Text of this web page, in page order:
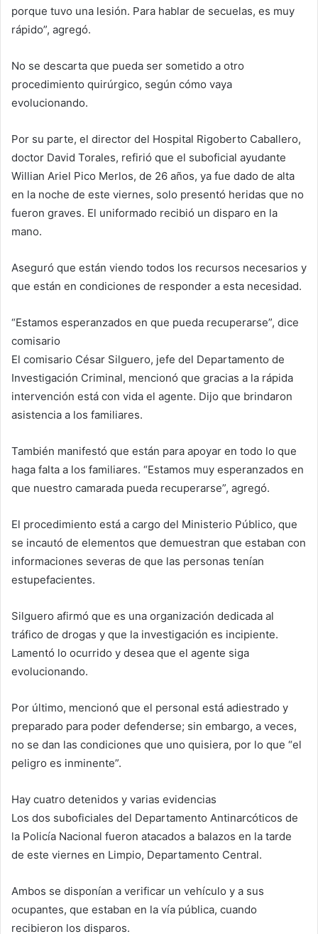
porque tuvo una lesión. Para hablar de secuelas, es muy
rápido”, agregó.
No se descarta que pueda ser sometido a otro
procedimiento quirúrgico, según cómo vaya
evolucionando.
Por su parte, el director del Hospital Rigoberto Caballero,
doctor David Torales, refirió que el suboficial ayudante
Willian Ariel Pico Merlos, de 26 años, ya fue dado de alta
en la noche de este viernes, solo presentó heridas que no
fueron graves. El uniformado recibió un disparo en la
mano.
Aseguró que están viendo todos los recursos necesarios y
que están en condiciones de responder a esta necesidad.
“Estamos esperanzados en que pueda recuperarse”, dice
comisario
El comisario César Silguero, jefe del Departamento de
Investigación Criminal, mencionó que gracias a la rápida
intervención está con vida el agente. Dijo que brindaron
asistencia a los familiares.
También manifestó que están para apoyar en todo lo que
haga falta a los familiares. “Estamos muy esperanzados en
que nuestro camarada pueda recuperarse”, agregó.
El procedimiento está a cargo del Ministerio Público, que
se incautó de elementos que demuestran que estaban con
informaciones severas de que las personas tenían
estupefacientes.
Silguero afirmó que es una organización dedicada al
tráfico de drogas y que la investigación es incipiente.
Lamentó lo ocurrido y desea que el agente siga
evolucionando.
Por último, mencionó que el personal está adiestrado y
preparado para poder defenderse; sin embargo, a veces,
no se dan las condiciones que uno quisiera, por lo que “el
peligro es inminente”.
Hay cuatro detenidos y varias evidencias
Los dos suboficiales del Departamento Antinarcóticos de
la Policía Nacional fueron atacados a balazos en la tarde
de este viernes en Limpio, Departamento Central.
Ambos se disponían a verificar un vehículo y a sus
ocupantes, que estaban en la vía pública, cuando
recibieron los disparos.